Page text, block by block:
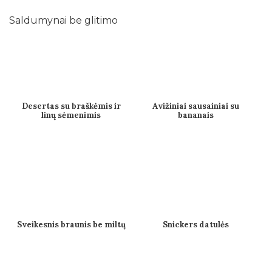
Saldumynai be glitimo
Desertas su braškėmis ir
linų sėmenimis
Avižiniai sausainiai su
bananais
Sveikesnis braunis be miltų Snickers datulės